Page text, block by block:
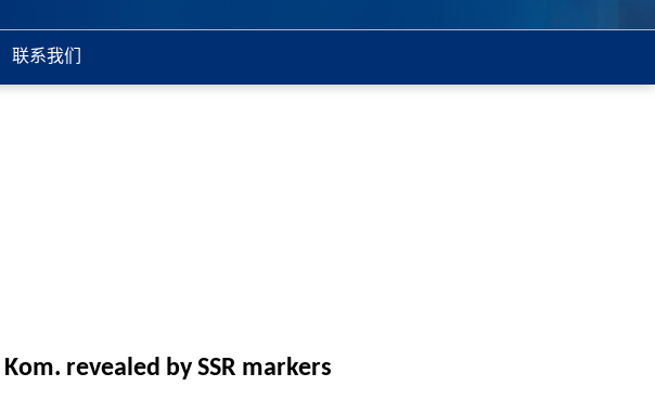
联系我们
Kom. revealed by SSR markers